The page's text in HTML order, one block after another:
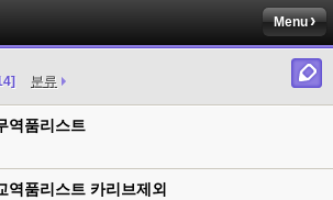
Menu
분류
역품리스트
역품리스트 카리브제외
00:12
00:13
다 xe가 정이 더가긴합니다 ㅠ
니깐 라이믹스는 비슷하면서 틀리니 적응이 안되요